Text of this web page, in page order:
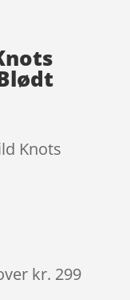
Knots
kr. 299